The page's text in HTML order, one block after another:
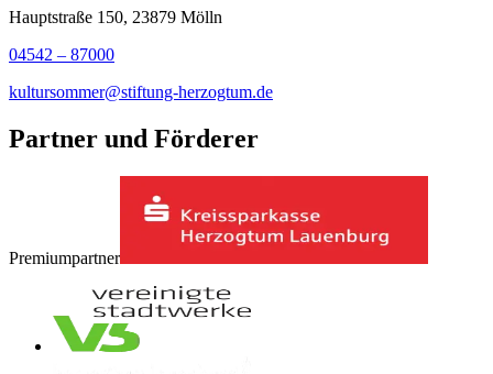
Hauptstraße 150, 23879 Mölln
04542 – 87000
kultursommer@stiftung-herzogtum.de
Partner und Förderer
Premiumpartner